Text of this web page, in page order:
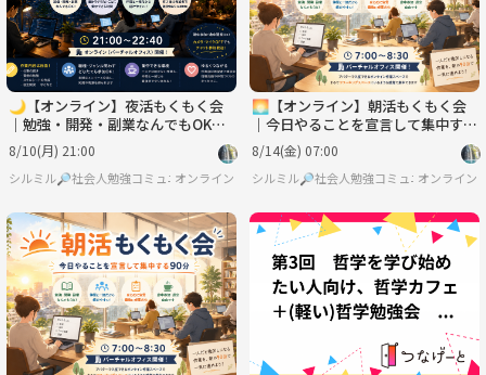
🌙【オンライン】夜活もくもく会
｜勉強・開発・副業なんでもOK！
交流会あり
8/10(月) 21:00
シルミル🔎社会人勉強コミュニティオンライン
🌅【オンライン】朝活もくもく会
｜今日やることを宣言して集中する
90分
8/14(金) 07:00
シルミル🔎社会人勉強コミュニティオンライン